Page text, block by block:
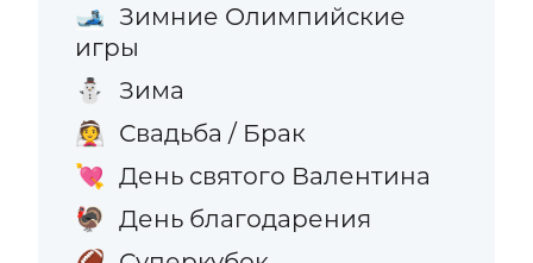
🎿 Зимние Олимпийские
игры
⛄ Зима
👰 Свадьба / Брак
💘 День святого Валентина
🦃 День благодарения